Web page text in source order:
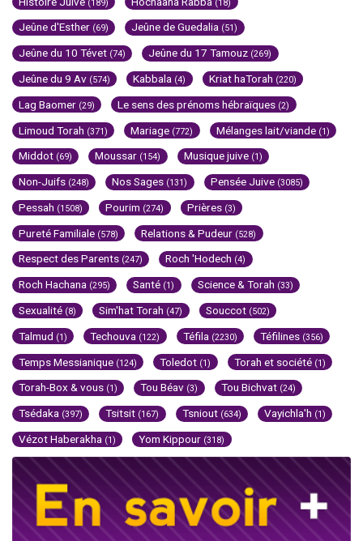
(189) (18)
Jeûne d'Esther (69) Jeûne de Guedalia (51)
Jeûne du 10 Tévet (74) Jeûne du 17 Tamouz (269)
Jeûne du 9 Av (574) Kabbala (4) Kriat haTorah (220)
Lag Baomer (29) Le sens des prénoms hébraïques (2)
Limoud Torah (371) Mariage (772) Mélanges lait/viande (1)
Middot (69) Moussar (154) Musique juive (1)
Non-Juifs (248) Nos Sages (131) Pensée Juive (3085)
Pessah (1508) Pourim (274) Prières (3)
Pureté Familiale (578) Relations & Pudeur (528)
Respect des Parents (247) Roch 'Hodech (4)
Roch Hachana (295) Santé (1) Science & Torah (33)
Sexualité (8) Sim'hat Torah (47) Souccot (502)
Talmud (1) Techouva (122) Téfila (2230) Téfilines (356)
Temps Messianique (124) Toledot (1) Torah et société (1)
Torah-Box & vous (1) Tou Béav (3) Tou Bichvat (24)
Tsédaka (397) Tsitsit (167) Tsniout (634) Vayichla'h (1)
Vézot Haberakha (1) Yom Kippour (318)